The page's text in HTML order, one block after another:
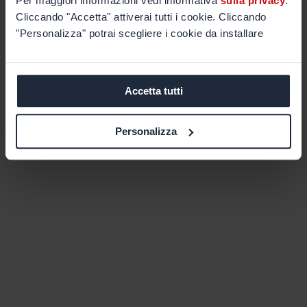
Cliccando "Accetta" attiverai tutti i cookie. Cliccando
"Personalizza" potrai scegliere i cookie da installare
Accetta tutti
Personalizza